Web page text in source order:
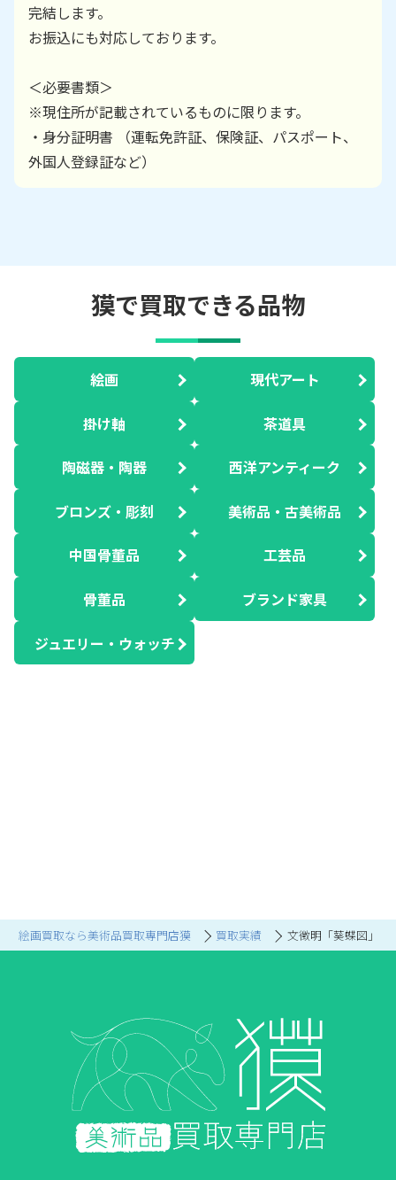
絵画買取なら美術品買取専門店獏 買取実績 文徴明「葵蝶図」
完結します。
お振込にも対応しております。
＜必要書類＞
※現住所が記載されているものに限ります。
・身分証明書 （運転免許証、保険証、パスポート、
外国人登録証など）
獏で買取できる品物
絵画 現代アート
掛け軸 茶道具
陶磁器・陶器 西洋アンティーク
ブロンズ・彫刻 美術品・古美術品
中国骨董品 工芸品
骨董品 ブランド家具
ジュエリー・ウォッチ